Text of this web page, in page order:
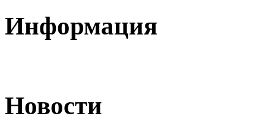
Информация
Новости